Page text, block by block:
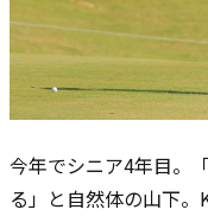
今年でシニア4年目。
る」と自然体の山下